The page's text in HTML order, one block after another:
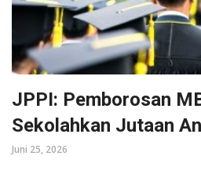
JPPI: Pemborosan
Sekolahkan Jutaan
Juni 25, 2026